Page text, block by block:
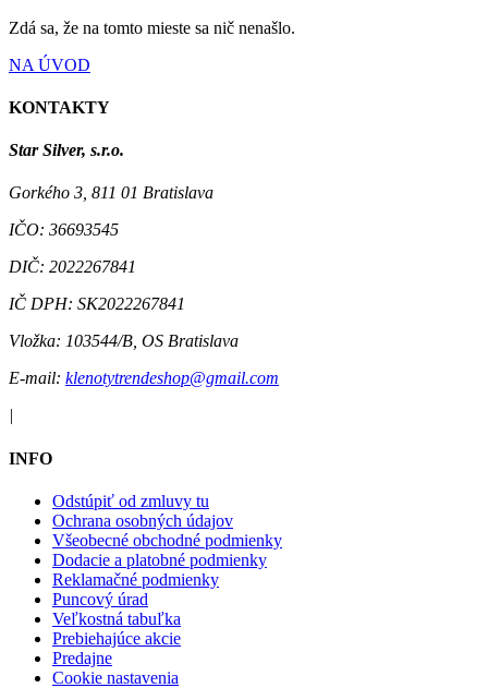
Zdá sa, že na tomto mieste sa nič nenašlo.
NA ÚVOD
KONTAKTY
Star Silver, s.r.o.
Gorkého 3, 811 01 Bratislava
IČO: 36693545
DIČ: 2022267841
IČ DPH: SK2022267841
Vložka: 103544/B, OS Bratislava
E-mail: klenotytrendeshop@gmail.com
|
INFO
Odstúpiť od zmluvy tu
Ochrana osobných údajov
Všeobecné obchodné podmienky
Dodacie a platobné podmienky
Reklamačné podmienky
Puncový úrad
Veľkostná tabuľka
Prebiehajúce akcie
Predajne
Cookie nastavenia